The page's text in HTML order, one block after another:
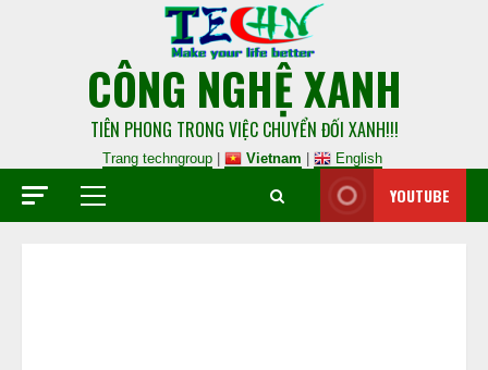
CÔNG NGHỆ XANH
TIÊN PHONG TRONG VIỆC CHUYỂN ĐỐI XANH!!!
Trang techngroup| Vietnam English
YOUTUBE